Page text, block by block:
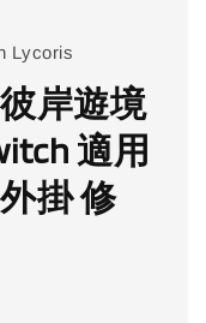
Lycoris
彼岸遊境
適用
掛 修